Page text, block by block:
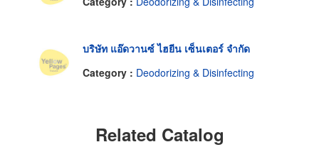
บริษัท แอ๊ดวานซ์ ไฮยีน เซ็นเตอร์ จำกัด
Category : Deodorizing & Disinfecting
Related Catalog